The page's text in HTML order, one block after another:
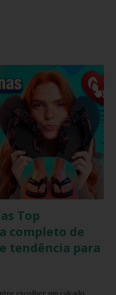
Top
completo de
tendência para
escolher um calçado